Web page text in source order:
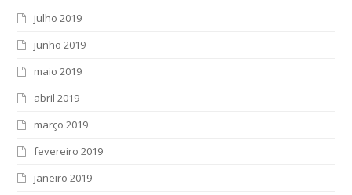
julho 2019
junho 2019
maio 2019
abril 2019
março 2019
fevereiro 2019
janeiro 2019